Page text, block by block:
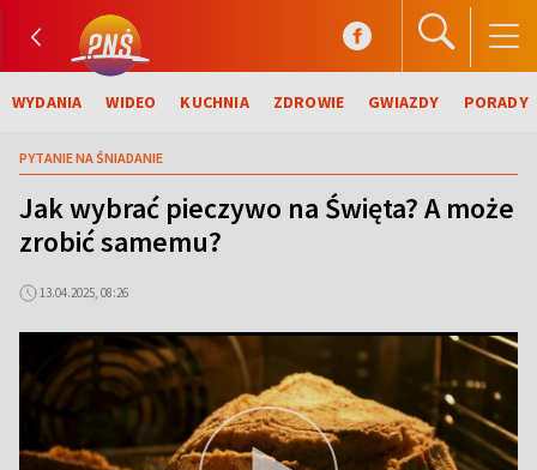
WYDANIA WIDEO KUCHNIA ZDROWIE GWIAZDY PORADY
PYTANIE NA ŚNIADANIE
Jak wybrać pieczywo na Święta? A może
zrobić samemu?
13.04.2025, 08:26